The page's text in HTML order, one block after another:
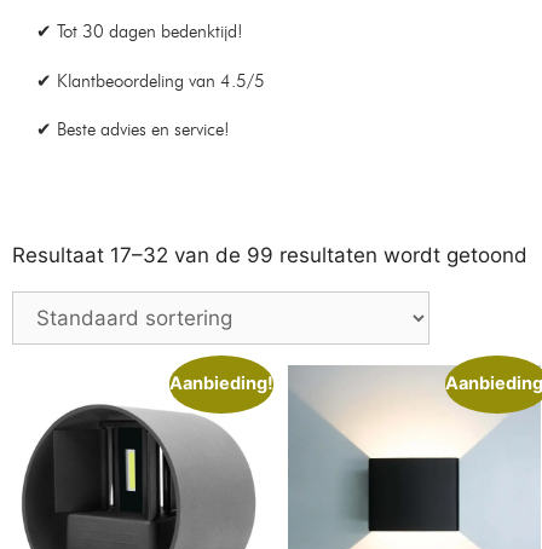
✔ Tot 30 dagen bedenktijd!
✔ Klantbeoordeling van 4.5/5
✔ Beste advies en service!
Resultaat 17–32 van de 99 resultaten wordt getoond
Aanbieding!